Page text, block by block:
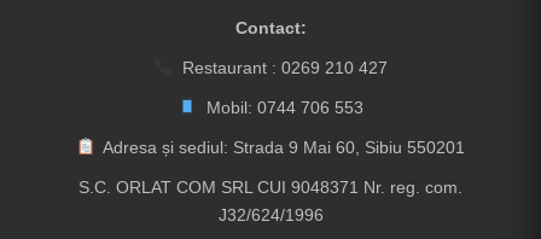
Contact:
Restaurant : 0269 210 427
Mobil: 0744 706 553
Adresa și sediul: Strada 9 Mai 60, Sibiu 550201
S.C. ORLAT COM SRL CUI 9048371 Nr. reg. com.
J32/624/1996